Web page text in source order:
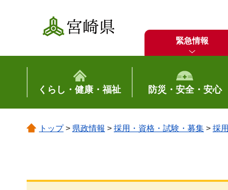
宮崎県
緊急情報
くらし・健康・福祉 防災・安全・安心
トップ> 県政情報 > 採用・資格・試験・募集 > 採用